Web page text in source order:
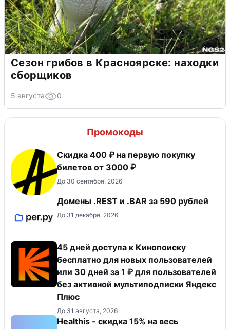
Сезон грибов в Красноярске: находки
сборщиков
5 августа 0
Промокоды
Скидка 400 ₽ на первую покупку
билетов от 3000 ₽
До 30 сентября, 2026
Домены .REST и .BAR за 590 рублей
До 31 декабря, 2026
45 дней доступа к Кинопоиску
бесплатно для новых пользователей
или 30 дней за 1 ₽ для пользователей
без активной мультиподписки Яндекс
Плюс
До 31 августа, 2026
Healthis - скидка 15% на весь